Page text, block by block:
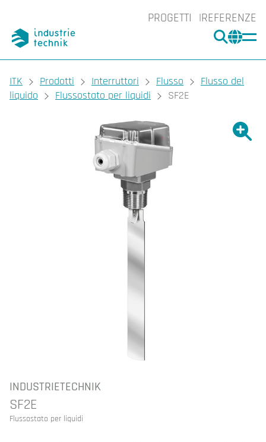
PROGETTI REFERENZE
CERCA
You are here:
ITK Prodotti Interruttori Flusso
Flusso del
liquido
Flussostato per liquidi SF2E
INDUSTRIETECHNIK
SF2E
Flussostato per liquidi